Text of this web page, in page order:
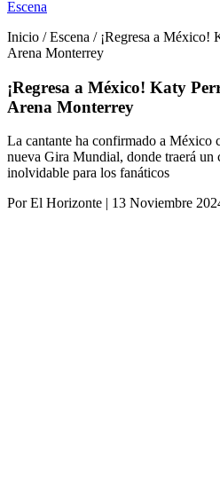
Escena
Inicio / Escena / ¡Regresa a México!
Arena Monterrey
¡Regresa a México! Katy
Arena Monterrey
La cantante ha confirmado a México
nueva Gira Mundial, donde traerá un
inolvidable para los fanáticos
Por El Horizonte | 13 Noviembre